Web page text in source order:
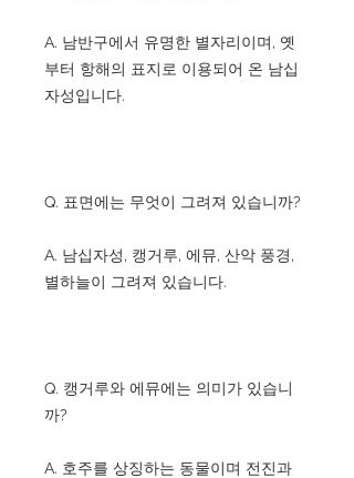
A. 남반구에서 유명한 별자리이며, 옛
부터 항해의 표지로 이용되어 온 남십
자성입니다.
Q. 표면에는 무엇이 그려져 있습니까?
A. 남십자성, 캥거루, 에뮤, 산악 풍경,
별하늘이 그려져 있습니다.
Q. 캥거루와 에뮤에는 의미가 있습니
까?
A. 호주를 상징하는 동물이며 전진과